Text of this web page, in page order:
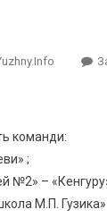
команди:
;
№2» –
М.П. Гузика»